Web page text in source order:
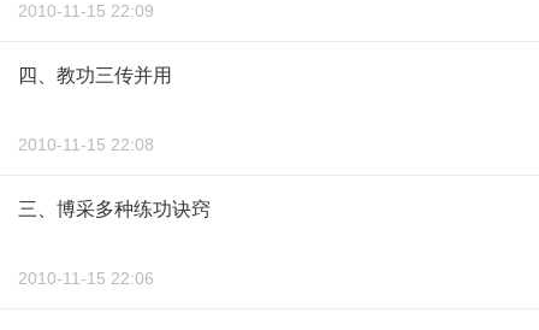
2010-11-15 22:09
四、教功三传并用
2010-11-15 22:08
三、博采多种练功诀窍
2010-11-15 22:06